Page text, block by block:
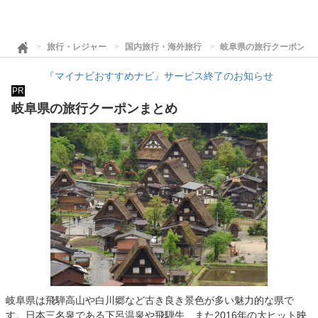
旅行・レジャー 国内旅行・海外旅行 岐阜県の旅行クーポンま
『マイナビおすすめナビ』サービス終了のお知らせ
PR
岐阜県の旅行クーポンまとめ
岐阜県は飛騨高山や白川郷など古き良き景色が多い魅力的な県で
す。日本三名泉である下呂温泉や飛騨牛、また2016年の大ヒット映